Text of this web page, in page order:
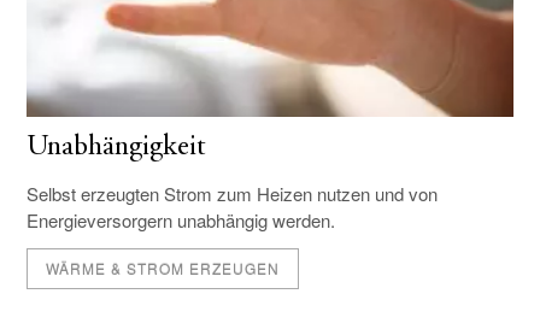
Unabhängigkeit
Selbst erzeugten Strom zum Heizen nutzen und von
Energieversorgern unabhängig werden.
WÄRME & STROM ERZEUGEN